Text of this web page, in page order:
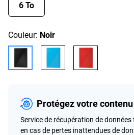
6 To
Couleur: Noir
Protégez votre contenu
Service de récupération de
en cas de pertes inattendues de